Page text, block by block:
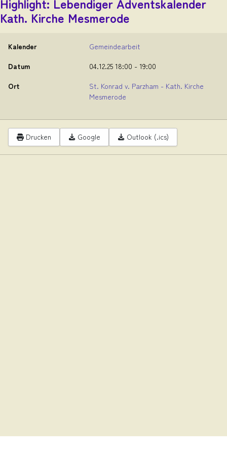
Kath. Kirche Mesmerode
Kalender
Gemeindearbeit
Datum
04.12.25 18:00 - 19:00
Ort
St. Konrad v. Parzham - Kath. Kirche
Mesmerode
Drucken Google Outlook (.ics)